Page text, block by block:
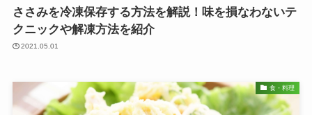
ささみを冷凍保存する方法を解説！味を損なわないテ
クニックや解凍方法を紹介
2021.05.01
食・料理